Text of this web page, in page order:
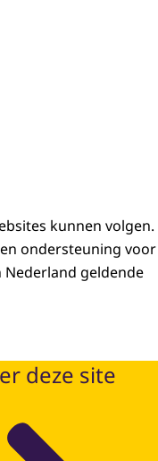
kunnen volgen.
ondersteuning voor
Nederland geldende
deze site